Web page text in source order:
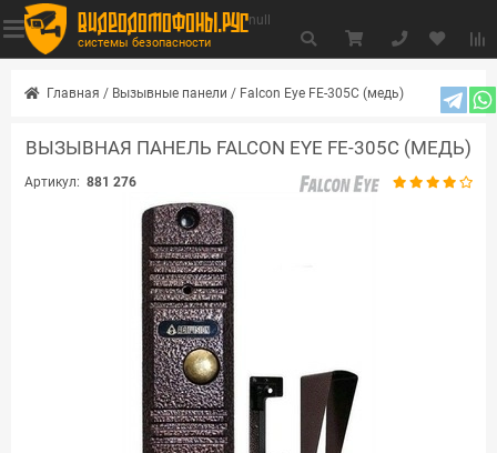
видеодомофоны.рус
системы безопасности
null
Главная / Вызывные панели / Falcon Eye FE-305C (медь)
ВЫЗЫВНАЯ ПАНЕЛЬ FALCON EYE FE-305C (МЕДЬ)
Артикул: 881 276